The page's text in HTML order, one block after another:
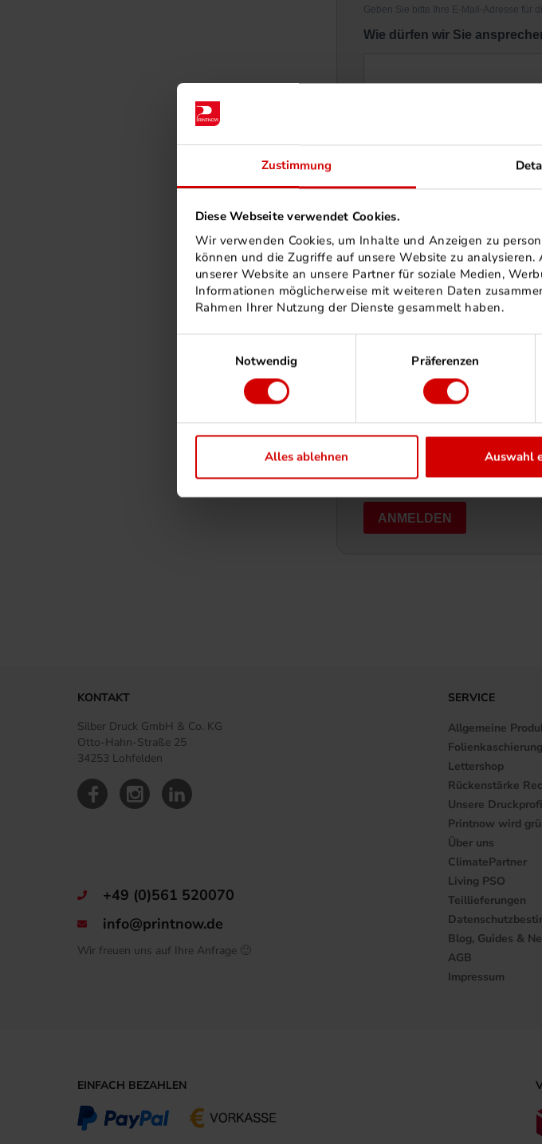
Zustimmung
Diese Webseite verwendet Cookies.
Wir verwenden Cookies, um Inhalte und Anzeigen zu
können und die Zugriffe auf unsere Website zu
unserer Website an unsere Partner für soziale Medien,
Informationen möglicherweise mit weiteren Daten
Rahmen Ihrer Nutzung der Dienste gesammelt haben.
Notwendig
Präferenzen
Alles ablehnen Auswahl
KONTAKT
Silber Druck GmbH & Co. KG
Otto-Hahn-Straße 25
34253 Lohfelden
+49 (0)561 520070
info@printnow.de
Wir freuen uns auf Ihre Anfrage 🙂
SERVICE
Allgemeine
Folienkaschierung
Lettershop
Rückenstärke
Unsere
Printnow wird
Über uns
ClimatePartner
Living PSO
Teillieferungen
Blog, Guides &
AGB
Impressum
EINFACH BEZAHLEN